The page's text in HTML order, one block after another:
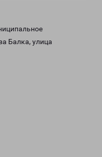
Балка, улица